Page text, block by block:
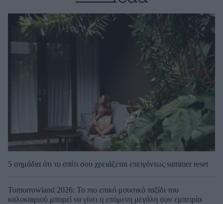
5 σημάδια ότι το σπίτι σου χρειάζεται επειγόντως summer reset
Tomorrowland 2026: Το πιο επικό μουσικό ταξίδι του
καλοκαιριού μπορεί να γίνει η επόμενη μεγάλη σου εμπειρία